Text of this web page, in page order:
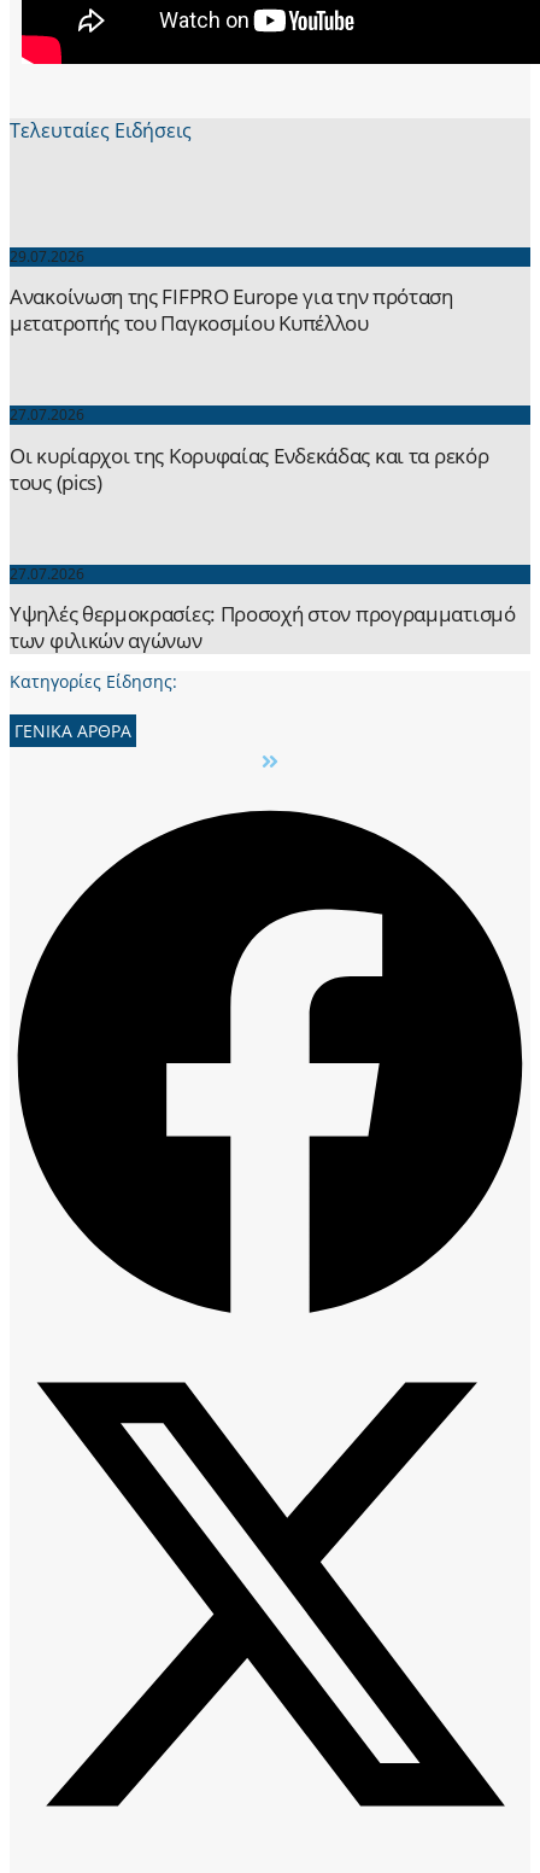
Τελευταίες Ειδήσεις
29.07.2026
Ανακοίνωση της FIFPRO Europe για την πρόταση
μετατροπής του Παγκοσμίου Κυπέλλου
27.07.2026
Οι κυρίαρχοι της Κορυφαίας Ενδεκάδας και τα ρεκόρ
τους (pics)
27.07.2026
Yψηλές θερμοκρασίες: Προσοχή στον προγραμματισμό
των φιλικών αγώνων
Κατηγορίες Είδησης:
ΓΕΝΙΚΑ ΑΡΘΡΑ